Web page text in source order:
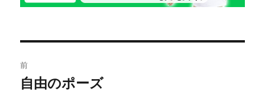
稿
前
前
自由のポーズ